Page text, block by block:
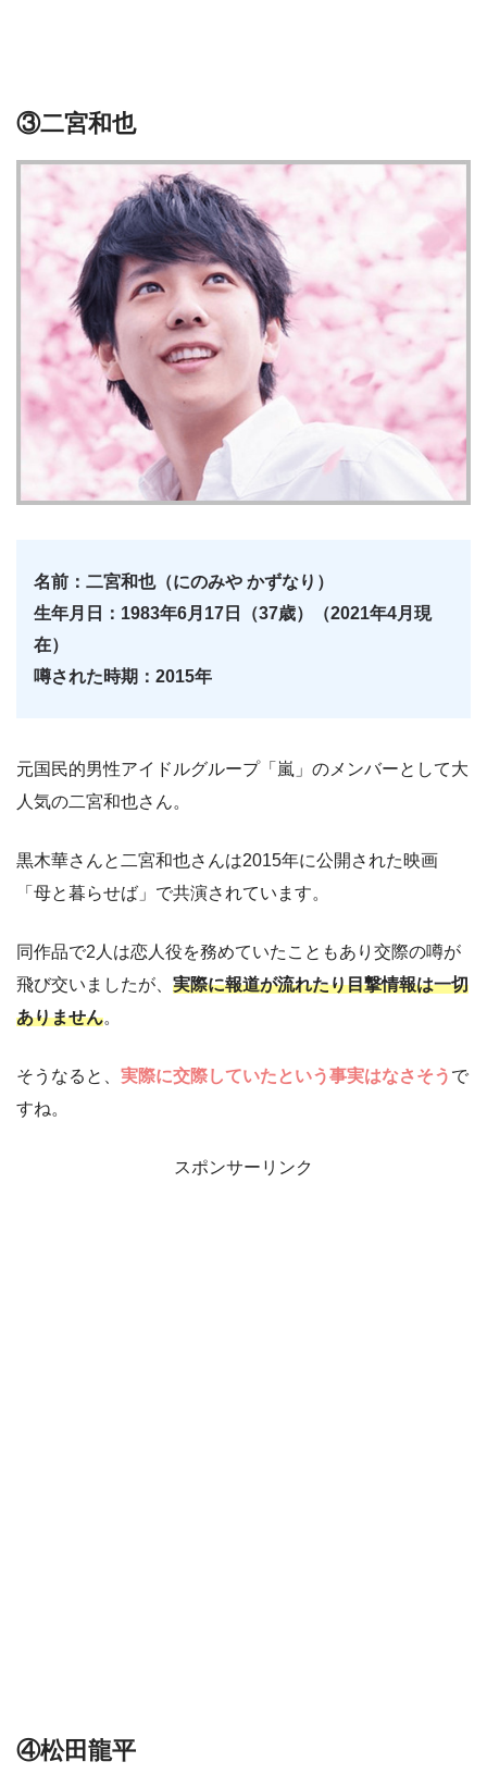
③二宮和也
名前：二宮和也（にのみや かずなり）
生年月日：1983年6月17日（37歳）（2021年4月現
在）
噂された時期：2015年
元国民的男性アイドルグループ「嵐」のメンバーとして大
人気の二宮和也さん。
黒木華さんと二宮和也さんは2015年に公開された映画
「母と暮らせば」で共演されています。
同作品で2人は恋人役を務めていたこともあり交際の噂が
飛び交いましたが、 実際に報道が流れたり目撃情報は一切
ありません。
そうなると、 実際に交際していたという事実はなさそう で
すね。
スポンサーリンク
④松田龍平